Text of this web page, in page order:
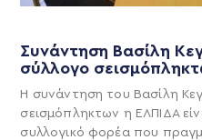
Συνάντηση Βασίλη
σύλλογο
Η συνάντηση του Βασίλη
σεισμόπληκτων η ΕΛΠΙΔΑ
συλλογικό φορέα που